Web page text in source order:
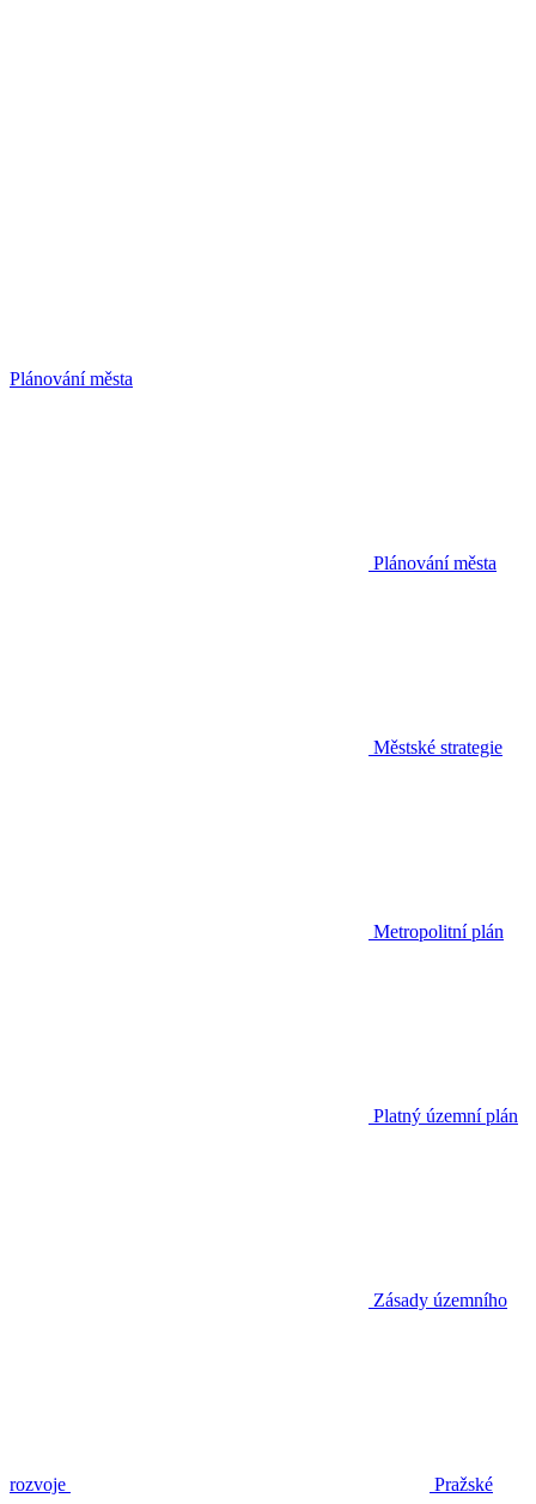
Plánování města
Plánování města
Městské strategie
Metropolitní plán
Platný územní plán
Zásady územního
rozvoje Pražské